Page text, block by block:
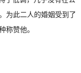
为此二人的婚姻受到了
称赞他。